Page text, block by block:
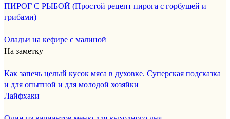
ПИРОГ С РЫБОЙ (Простой рецепт пирога с горбушей и
грибами)
Оладьи на кефире с малиной
На заметку
Как запечь целый кусок мяса в духовке. Суперская подсказка
и для опытной и для молодой хозяйки
Лайфхаки